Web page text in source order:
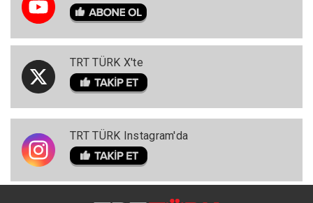
TRT TÜRK X'te
TRT TÜRK Instagram'da